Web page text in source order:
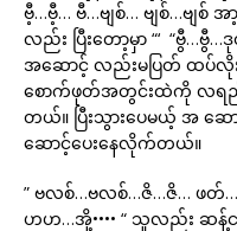
ဗီ့…ဗီ့… ဗီ…ဗျစ်… ဗျစ်…ဗျစ် အာ့
လည်း ပြီးတော့မှာ “‘ “ဗွီ…ဗွီ…
အဆောင့် လည်းမပြတ် ထပ်လို
စောက်ဖုတ်အတွင်းထဲကို လရည်
တယ်။ ပြီးသွားပေမယ့် အ ဆေ
ဆောင့်ပေးနေလိုက်တယ်။
” ဗလစ်…ဗလစ်…ဇိ…ဇိ… ဖ
ဟဟ…အို့•••• “ သူလည်း ဆန့်ငင်